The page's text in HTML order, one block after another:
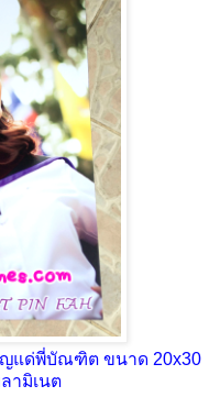
แด่พี่บัณฑิต ขนาด 20x30
ามิเนต